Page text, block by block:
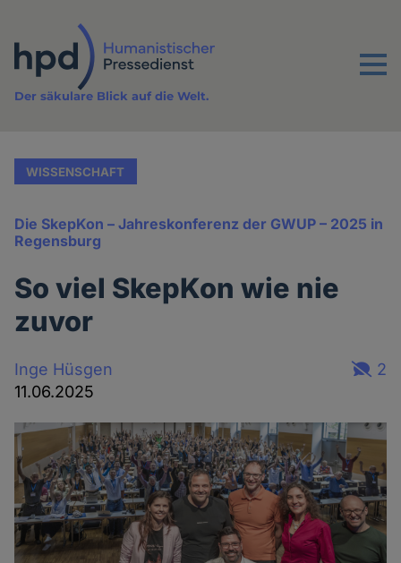
Inhalt
Menu
Der säkulare Blick auf die Welt.
WISSENSCHAFT
Die SkepKon – Jahreskonferenz der GWUP – 2025 in
Regensburg
So viel SkepKon wie nie
zuvor
Inge Hüsgen
11.06.2025
2